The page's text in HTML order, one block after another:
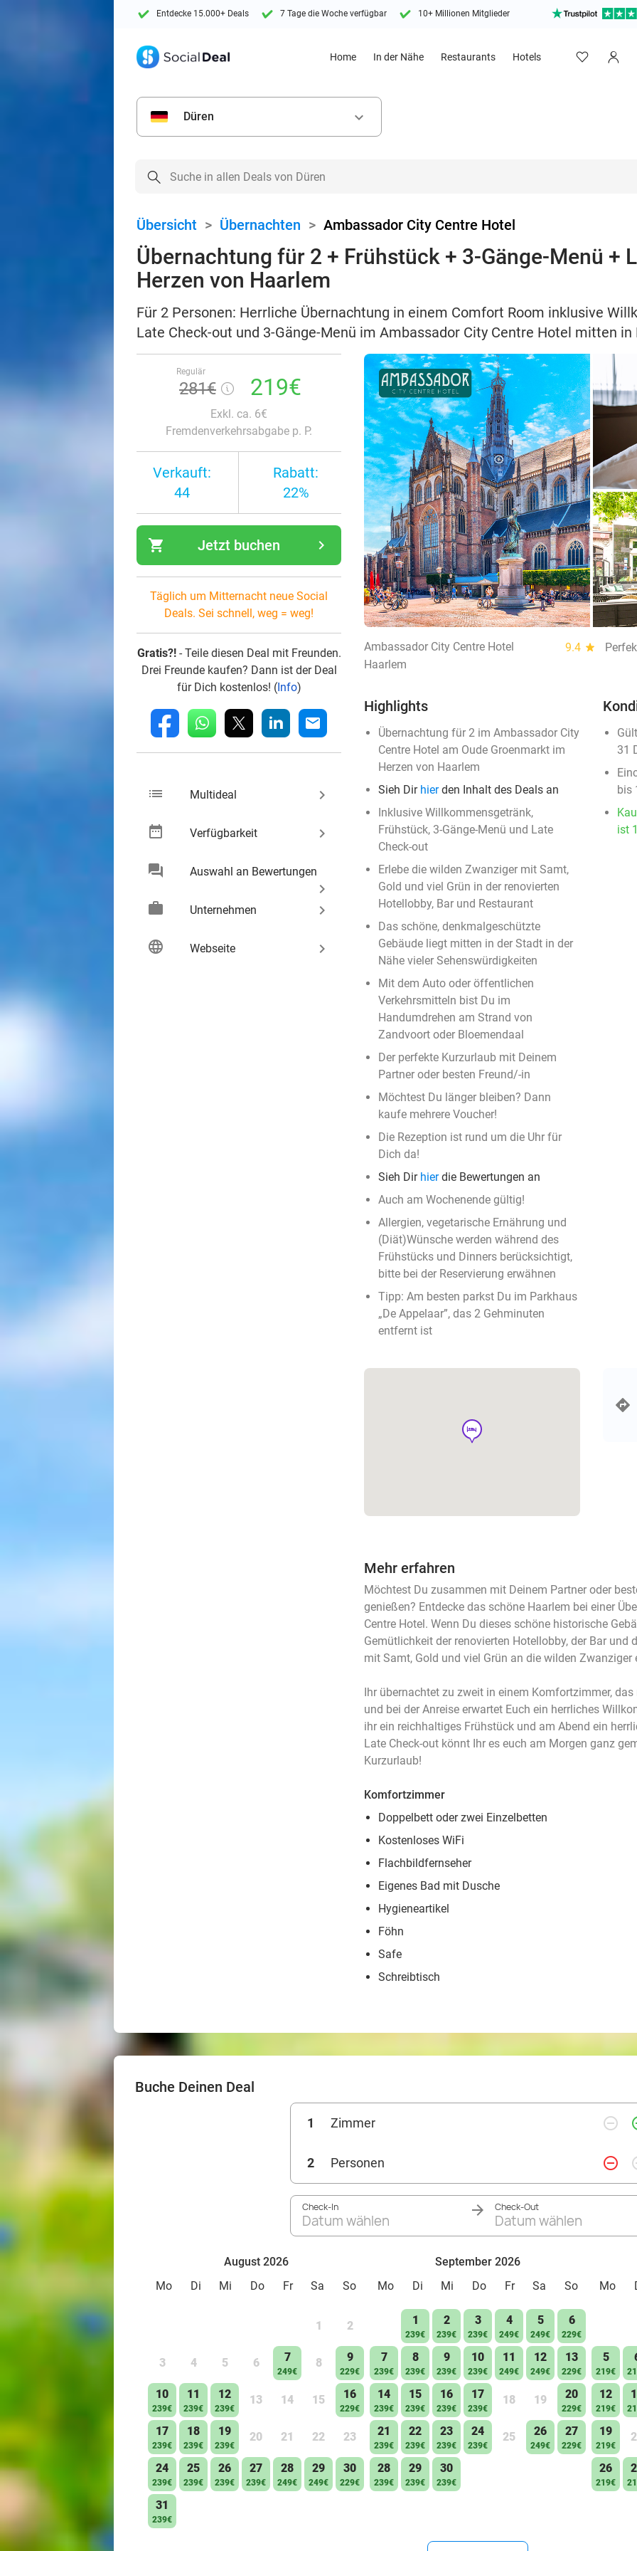
Entdecke 15.000+ Deals 7 Tage die Woche verfügbar 10+ Millionen Mitglieder
Home In der Nähe Restaurants Hotels
Düren keyboard_arrow_down
Übersicht > Übernachten > Ambassador City Centre Hotel
Übernachtung für 2 + Frühstück + 3-Gänge-Menü +
Herzen von Haarlem
Für 2 Personen: Herrliche Übernachtung in einem Comfort Room inklusive
Late Check-out und 3-Gänge-Menü im Ambassador City Centre Hotel mitten in
Regulär
281€ 219€
Exkl. ca. 6€
Fremdenverkehrsabgabe p. P.
Verkauft:
44
Rabatt:
22%
shopping_cart navigate_next
Jetzt buchen
Täglich um Mitternacht neue Social
Deals. Sei schnell, weg = weg!
Gratis?!- Teile diesen Deal mit Freunden.
Drei Freunde kaufen? Dann ist der Deal
für Dich kostenlos! (Info)
fb whatsapp linkedin mail
list Multideal keyboard_arrow_right
date_range Verfügbarkeit keyboard_arrow_right
chat Auswahl an Bewertungen
keyboard_arrow_right
work
Unternehmen keyboard_arrow_right
language Webseite keyboard_arrow_right
Ambassador City Centre Hotel 9.4 star
Haarlem
Highlights
Übernachtung für 2 im Ambassador City
Centre Hotel am Oude Groenmarkt im
Herzen von Haarlem
Sieh Dir hierden Inhalt des Deals an
Inklusive Willkommensgetränk,
Frühstück, 3-Gänge-Menü und Late
Check-out
Erlebe die wilden Zwanziger mit Samt,
Gold und viel Grün in der renovierten
Hotellobby, Bar und Restaurant
Das schöne, denkmalgeschützte
Gebäude liegt mitten in der Stadt in der
Nähe vieler Sehenswürdigkeiten
Mit dem Auto oder öffentlichen
Verkehrsmitteln bist Du im
Handumdrehen am Strand von
Zandvoort oder Bloemendaal
Der perfekte Kurzurlaub mit Deinem
Partner oder besten Freund/-in
Möchtest Du länger bleiben? Dann
kaufe mehrere Voucher!
Die Rezeption ist rund um die Uhr für
Dich da!
Sieh Dir hierdie Bewertungen an
Auch am Wochenende gültig!
Allergien, vegetarische Ernährung und
(Diät)Wünsche werden während des
Frühstücks und Dinners berücksichtigt,
bitte bei der Reservierung erwähnen
Tipp: Am besten parkst Du im Parkhaus
„De Appelaar”, das 2 Gehminuten
entfernt ist
31
bis
ist
hotel
Mehr erfahren
Möchtest Du zusammen mit Deinem Partner oder
genießen? Entdecke das schöne Haarlem bei einer
Centre Hotel. Wenn Du dieses schöne historische
Gemütlichkeit der renovierten Hotellobby, der Bar und
mit Samt, Gold und viel Grün an die wilden Zwanziger
Ihr übernachtet zu zweit in einem Komfortzimmer,
und bei der Anreise erwartet Euch ein herrliches
ihr ein reichhaltiges Frühstück und am Abend ein
Late Check-out könnt Ihr es euch am Morgen ganz
Kurzurlaub!
Komfortzimmer
Doppelbett oder zwei Einzelbetten
Kostenloses WiFi
Flachbildfernseher
Eigenes Bad mit Dusche
Hygieneartikel
Föhn
Safe
Schreibtisch
Buche Deinen Deal
1 Zimmer remove_circle_outline
2 Personen remove_circle_outline
Check-In
Datum wählen
Check-Out
Datum wählen
August 2026
Mo
Di Mi Do Fr Sa So
1 2
3 4 5 6 7
249€
8 9
229€
10
239€
11
239€
12
239€
13 14 15 16
229€
17
239€
18
239€
19
239€
20 21 22 23
24
239€
25
239€
26
239€
27
239€
28
249€
29
249€
30
229€
31
239€
September 2026
Mo
Di Mi Do Fr Sa So
1
239€
2
239€
3
239€
4
249€
5
249€
6
229€
7
239€
8
239€
9
239€
10
239€
11
249€
12
249€
13
229€
14
239€
15
239€
16
239€
17
239€
18 19 20
229€
21
239€
22
239€
23
239€
24
239€
25 26
249€
27
229€
28
239€
29
239€
30
239€
Mo
5
219€
12
219€
19
219€
26
219€